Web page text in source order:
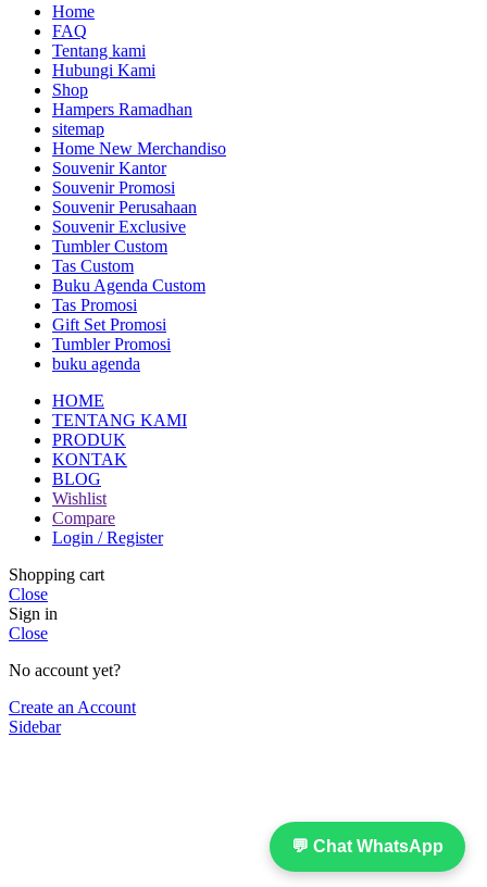
💬 Chat WhatsApp
Home
FAQ
Tentang kami
Hubungi Kami
Shop
Hampers Ramadhan
sitemap
Home New Merchandiso
Souvenir Kantor
Souvenir Promosi
Souvenir Perusahaan
Souvenir Exclusive
Tumbler Custom
Tas Custom
Buku Agenda Custom
Tas Promosi
Gift Set Promosi
Tumbler Promosi
buku agenda
HOME
TENTANG KAMI
PRODUK
KONTAK
BLOG
Wishlist
Compare
Login / Register
Shopping cart
Close
Sign in
Close
No account yet?
Create an Account
Sidebar